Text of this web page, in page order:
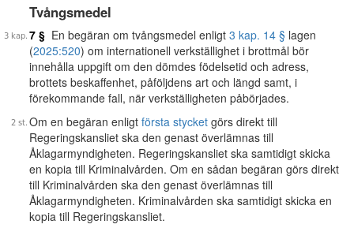
Tvångsmedel
7 § En begäran om tvångsmedel enligt 3 kap. 14 § lagen
(2025:520) om internationell verkställighet i brottmål bör
innehålla uppgift om den dömdes födelsetid och adress,
brottets beskaffenhet, påföljdens art och längd samt, i
förekommande fall, när verkställigheten påbörjades.
Om en begäran enligt första stycket görs direkt till
Regeringskansliet ska den genast överlämnas till
Åklagarmyndigheten. Regeringskansliet ska samtidigt skicka
en kopia till Kriminalvården. Om en sådan begäran görs direkt
till Kriminalvården ska den genast överlämnas till
Åklagarmyndigheten. Kriminalvården ska samtidigt skicka en
kopia till Regeringskansliet.